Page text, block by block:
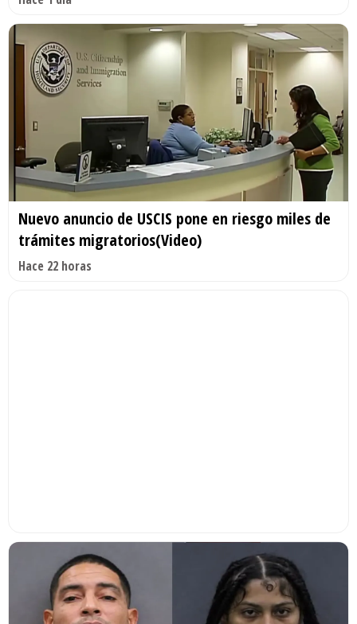
Nuevo anuncio de USCIS pone en riesgo miles de
trámites migratorios(Video)
Hace 22 horas